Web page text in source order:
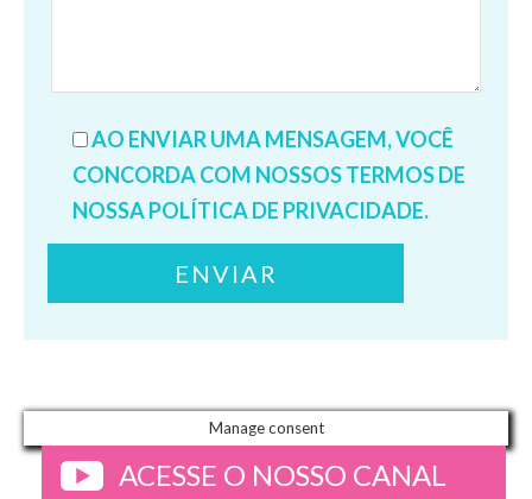
AO ENVIAR UMA MENSAGEM, VOCÊ
CONCORDA COM NOSSOS TERMOS DE
NOSSA POLÍTICA DE PRIVACIDADE.
Manage consent
ACESSE O NOSSO CANAL